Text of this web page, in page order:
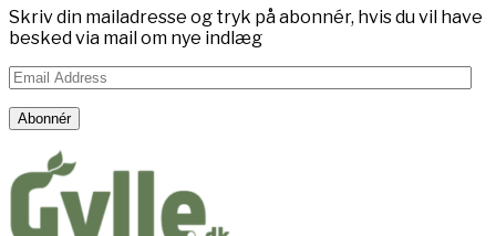
Skriv din mailadresse og tryk på abonnér, hvis du vil have
besked via mail om nye indlæg
Email
Address
Abonnér